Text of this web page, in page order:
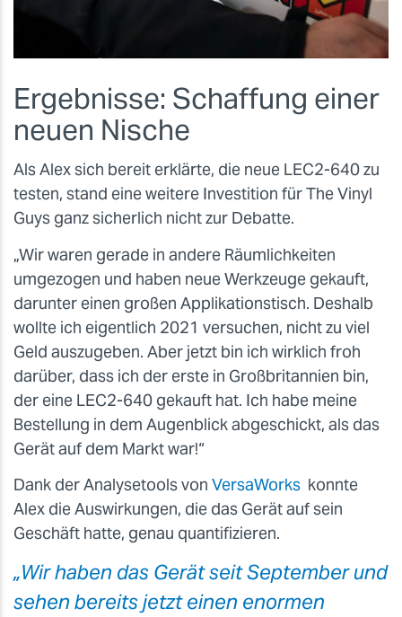
Ergebnisse: Schaffung einer
neuen Nische
Als Alex sich bereit erklärte, die neue LEC2-640 zu
testen, stand eine weitere Investition für The Vinyl
Guys ganz sicherlich nicht zur Debatte.
„Wir waren gerade in andere Räumlichkeiten
umgezogen und haben neue Werkzeuge gekauft,
darunter einen großen Applikationstisch. Deshalb
wollte ich eigentlich 2021 versuchen, nicht zu viel
Geld auszugeben. Aber jetzt bin ich wirklich froh
darüber, dass ich der erste in Großbritannien bin,
der eine LEC2-640 gekauft hat. Ich habe meine
Bestellung in dem Augenblick abgeschickt, als das
Gerät auf dem Markt war!“
Dank der Analysetools von VersaWorks konnte
Alex die Auswirkungen, die das Gerät auf sein
Geschäft hatte, genau quantifizieren.
„Wir haben das Gerät seit September und
sehen bereits jetzt einen enormen